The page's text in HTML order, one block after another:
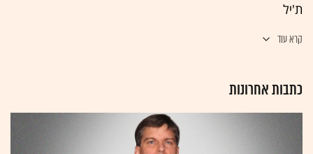
ת'יל
קרא עוד
כתבות אחרונות